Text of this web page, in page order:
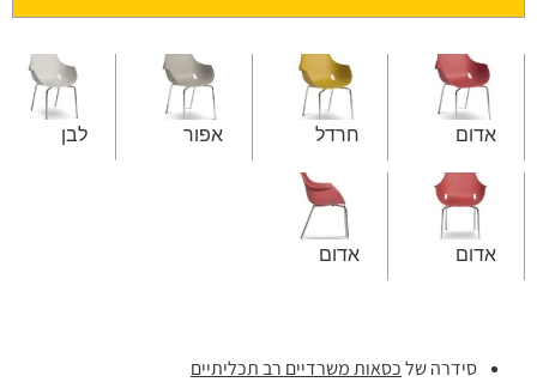
סידרה שלכסאות משרדיים רב תכליתיים
אדום חרדל אפור לבן
אדום אדום